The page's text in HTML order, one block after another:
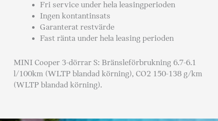
Fri service under hela leasingperioden
Ingen kontantinsats
Garanterat restvärde
Fast ränta under hela leasing perioden
MINI Cooper 3-dörrar S: Bränsleförbrukning 6.7-6.1
l/100km (WLTP blandad körning), CO2 150-138 g/km
(WLTP blandad körning).